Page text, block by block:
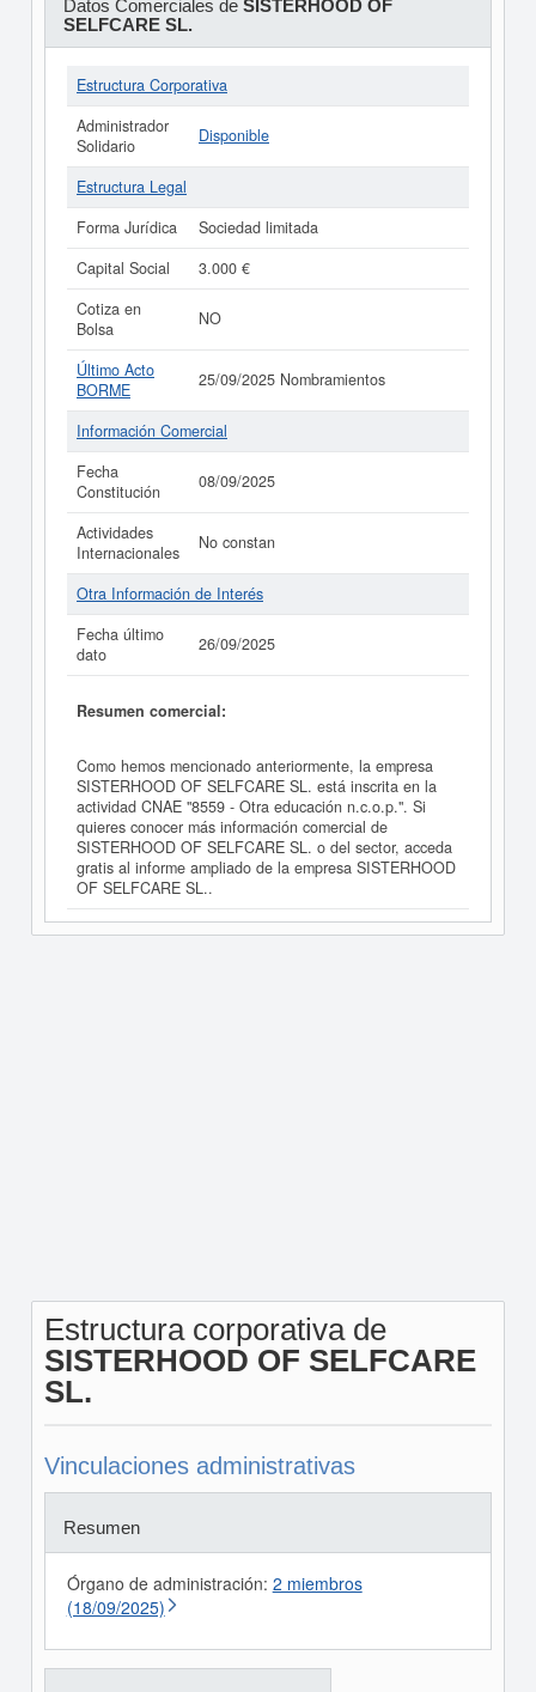
Datos Comerciales de SISTERHOOD OF
SELFCARE SL.
Estructura Corporativa
Administrador
Solidario
Disponible
Estructura Legal
Forma Jurídica
Sociedad limitada
Capital Social
3.000 €
Cotiza en
Bolsa
NO
Último Acto
BORME
25/09/2025 Nombramientos
Información Comercial
Fecha
Constitución
08/09/2025
Actividades
Internacionales
No constan
Otra Información de Interés
Fecha último
dato
26/09/2025
Resumen comercial:
Como hemos mencionado anteriormente, la empresa
SISTERHOOD OF SELFCARE SL. está inscrita en la
actividad CNAE "8559 - Otra educación n.c.o.p.". Si
quieres conocer más información comercial de
SISTERHOOD OF SELFCARE SL. o del sector, acceda
gratis al informe ampliado de la empresa SISTERHOOD
OF SELFCARE SL..
Estructura corporativa de
SISTERHOOD OF SELFCARE
SL.
Vinculaciones administrativas
Resumen
Órgano de administración: 2 miembros
(18/09/2025)